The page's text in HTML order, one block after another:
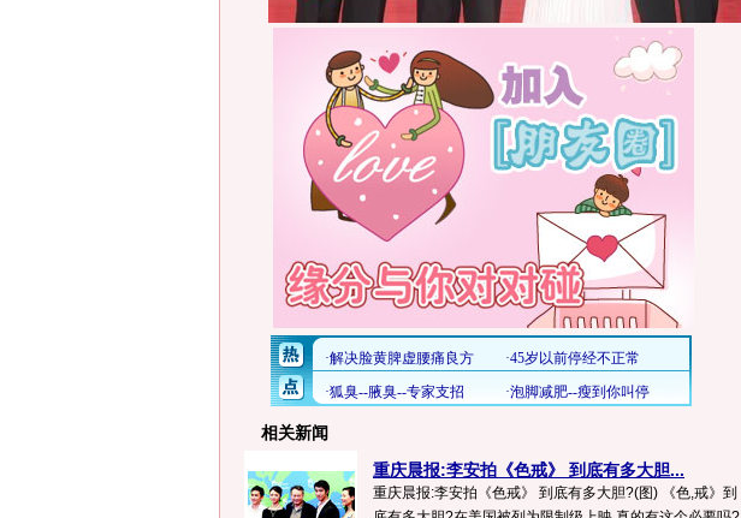
相关新闻
重庆晨报:李安拍《色戒》 到底有多大胆...
重庆晨报:李安拍《色戒》 到底有多大胆?(图) 《色,戒》到